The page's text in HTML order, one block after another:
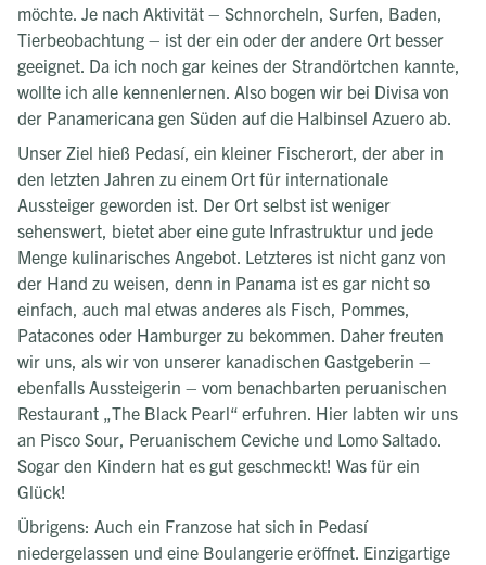
möchte. Je nach Aktivität – Schnorcheln, Surfen, Baden,
Tierbeobachtung – ist der ein oder der andere Ort besser
geeignet. Da ich noch gar keines der Strandörtchen kannte,
wollte ich alle kennenlernen. Also bogen wir bei Divisa von
der Panamericana gen Süden auf die Halbinsel Azuero ab.
Unser Ziel hieß Pedasí, ein kleiner Fischerort, der aber in
den letzten Jahren zu einem Ort für internationale
Aussteiger geworden ist. Der Ort selbst ist weniger
sehenswert, bietet aber eine gute Infrastruktur und jede
Menge kulinarisches Angebot. Letzteres ist nicht ganz von
der Hand zu weisen, denn in Panama ist es gar nicht so
einfach, auch mal etwas anderes als Fisch, Pommes,
Patacones oder Hamburger zu bekommen. Daher freuten
wir uns, als wir von unserer kanadischen Gastgeberin –
ebenfalls Aussteigerin – vom benachbarten peruanischen
Restaurant „The Black Pearl“ erfuhren. Hier labten wir uns
an Pisco Sour, Peruanischem Ceviche und Lomo Saltado.
Sogar den Kindern hat es gut geschmeckt! Was für ein
Glück!
Übrigens: Auch ein Franzose hat sich in Pedasí
niedergelassen und eine Boulangerie eröffnet. Einzigartige